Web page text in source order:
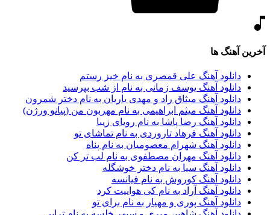
آخرین آهنگ ها
دانلود آهنگ علی قمصری به نام خیز رستم
دانلود آهنگ یوسف زمانی به نام از شب بپرسید
دانلود آهنگ میثاق راد و مهدی یاریان به نام دختر شمرون
دانلود آهنگ میثم ابراهیمی به نام مهربون من (پیانو ورژن)
دانلود آهنگ رضا پاشا به نام رویای زیبا
دانلود آهنگ فرهاد تاروردی به نام تماشای تو
دانلود آهنگ شهرام معصومیان به نام پناه
دانلود آهنگ مهران مصطفوی به نام لب تر کن
دانلود آهنگ سیا به نام دختر خوشگله
دانلود آهنگ کوروش به نام فیانسه
دانلود آهنگ آراد به نام کی هواییت کرد
دانلود آهنگ پوری و مهیار به نام برای تو